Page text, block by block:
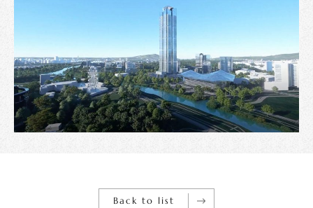
Back to list